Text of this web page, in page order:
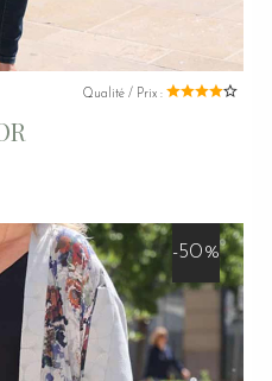
Qualité / Prix :
-50%